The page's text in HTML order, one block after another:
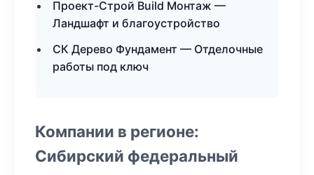
Проект-Строй Build Монтаж —
Ландшафт и благоустройство
СК Дерево Фундамент — Отделочные
работы под ключ
Компании в регионе:
Сибирский федеральный